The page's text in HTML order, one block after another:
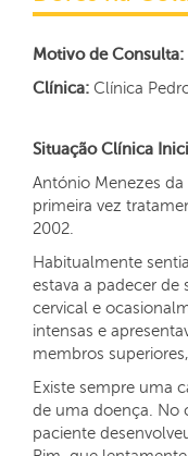
Motivo de Consulta:
Clínica: Clínica
Situação Clínica
António Menezes
primeira vez
2002.
Habitualmente
estava a padecer
cervical e
intensas e
membros
Existe sempre uma
de uma doença. No
paciente